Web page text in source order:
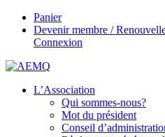
Panier
Devenir membre /
Connexion
L’Association
Qui sommes-nous?
Mot du président
Conseil